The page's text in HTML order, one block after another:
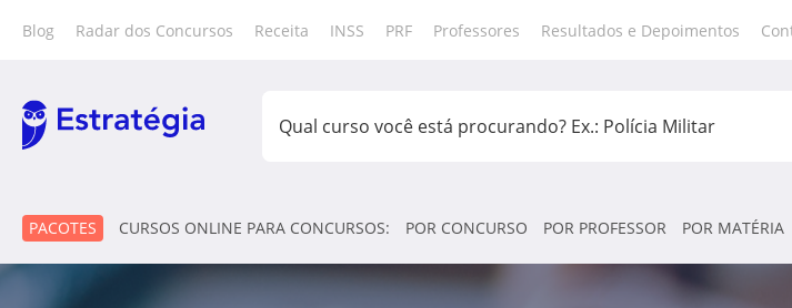
Blog Radar dos Concursos Receita INSS PRF Professores Resultados e Depoimentos
PACOTES CURSOS ONLINE PARA CONCURSOS: POR CONCURSO POR PROFESSOR POR MATÉRIA